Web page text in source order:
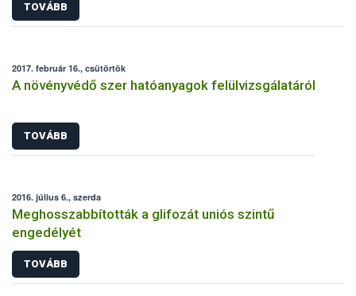
TOVÁBB
2017. február 16., csütörtök
A növényvédő szer hatóanyagok felülvizsgálatáról
TOVÁBB
2016. július 6., szerda
Meghosszabbították a glifozát uniós szintű
engedélyét
TOVÁBB